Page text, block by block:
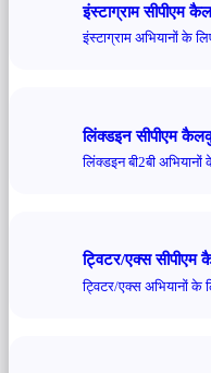
इंस्टाग्राम सीपीएम
इंस्टाग्राम अभियानों के
लिंक्डइन सीपीएम
लिंक्डइन बी2बी
ट्विटर/एक्स
ट्विटर/एक्स अभियानों के